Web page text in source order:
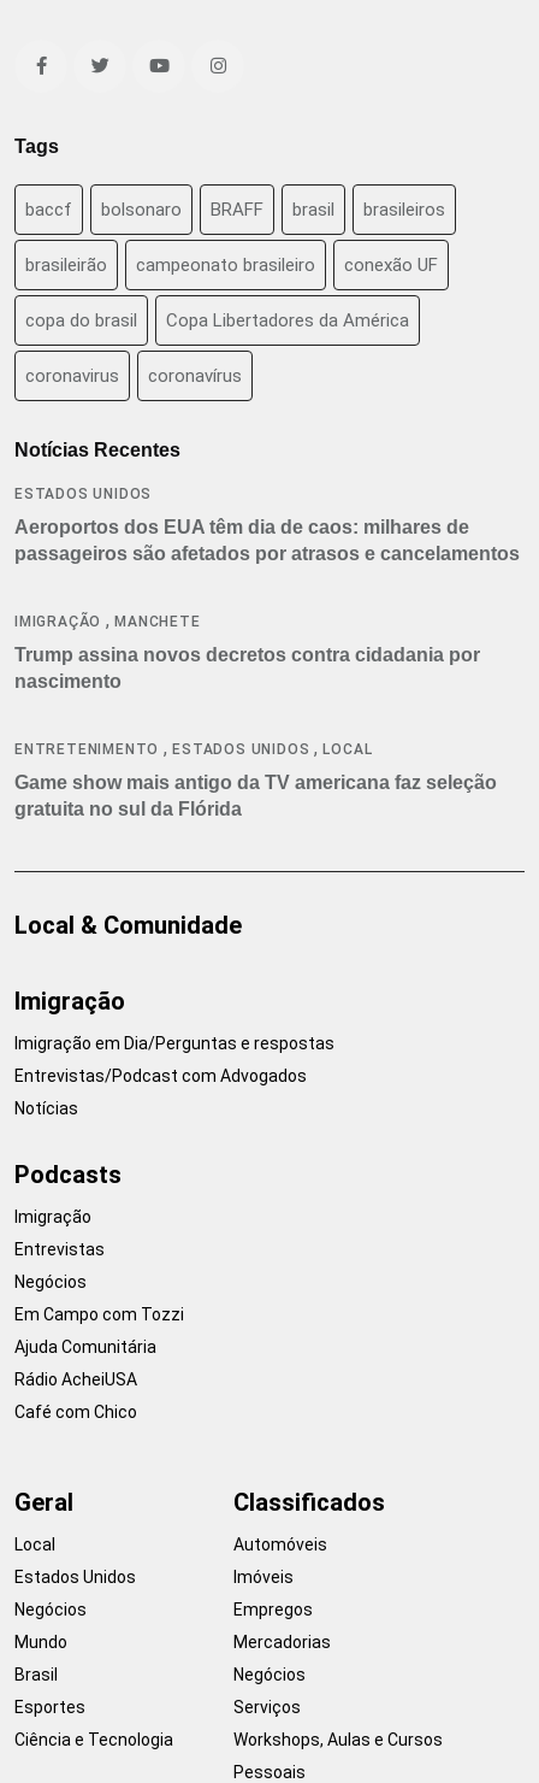
Tags
baccf bolsonaro BRAFF brasil brasileiros
brasileirão campeonato brasileiro conexão UF
copa do brasil Copa Libertadores da América
coronavirus coronavírus
Notícias Recentes
ESTADOS UNIDOS
Aeroportos dos EUA têm dia de caos: milhares de
passageiros são afetados por atrasos e cancelamentos
IMIGRAÇÃO ,MANCHETE
Trump assina novos decretos contra cidadania por
nascimento
ENTRETENIMENTO ,ESTADOS UNIDOS ,LOCAL
Game show mais antigo da TV americana faz seleção
gratuita no sul da Flórida
Local & Comunidade
Imigração
Imigração em Dia/Perguntas e respostas
Entrevistas/Podcast com Advogados
Notícias
Podcasts
Imigração
Entrevistas
Negócios
Em Campo com Tozzi
Ajuda Comunitária
Rádio AcheiUSA
Café com Chico
Geral
Local
Estados Unidos
Negócios
Mundo
Brasil
Esportes
Ciência e Tecnologia
Classificados
Automóveis
Imóveis
Empregos
Mercadorias
Negócios
Serviços
Workshops, Aulas e Cursos
Pessoais